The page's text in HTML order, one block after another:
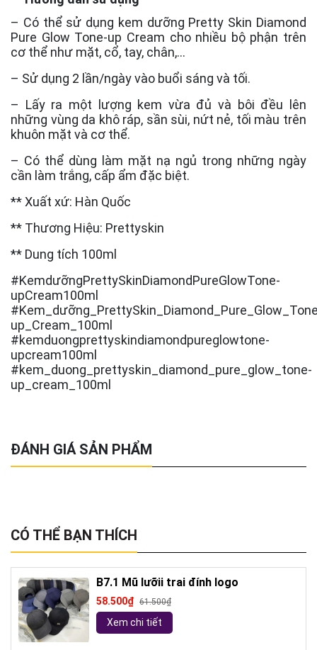
– Có thể sử dụng kem dưỡng Pretty Skin Diamond
Pure Glow Tone-up Cream cho nhiều bộ phận trên
cơ thể như mặt, cổ, tay, chân,…
– Sử dụng 2 lần/ngày vào buổi sáng và tối.
– Lấy ra một lượng kem vừa đủ và bôi đều lên
những vùng da khô ráp, sần sùi, nứt nẻ, tối màu trên
khuôn mặt và cơ thể.
– Có thể dùng làm mặt nạ ngủ trong những ngày
cần làm trắng, cấp ẩm đặc biệt.
** Xuất xứ: Hàn Quốc
** Thương Hiệu: Prettyskin
** Dung tích 100ml
#KemdưỡngPrettySkinDiamondPureGlowTone-
upCream100ml
up_Cream_100ml
#kemduongprettyskindiamondpureglowtone-
upcream100ml
#kem_duong_prettyskin_diamond_pure_glow_tone-
up_cream_100ml
ĐÁNH GIÁ SẢN PHẨM
CÓ THỂ BẠN THÍCH
B7.1 Mũ lưỡii trai đính logo
58.500₫ 61.500₫
Xem chi tiết